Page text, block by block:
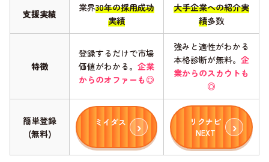
支援実績
業界30年の採用成功
実績
大手企業への紹介実
績多数
特徴
登録するだけで市場
価値がわかる。 企業
からのオファーも◎
強みと適性がわかる
本格診断が無料。 企
業からのスカウトも
◎
簡単登録
(無料)
ミイダス
リクナビ
NEXT